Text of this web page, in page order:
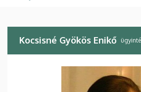
Agrár
Kutatóintézetek
Tangazdaság
Kocsisné Gyökös Enikő